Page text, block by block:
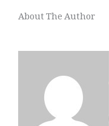
About The Author